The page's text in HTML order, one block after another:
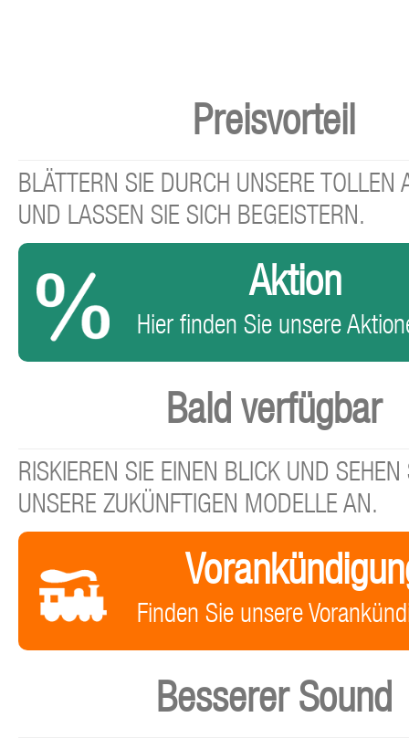
Preisvorteil
BLÄTTERN SIE DURCH UNSERE TOLLEN
UND LASSEN SIE SICH BEGEISTERN.
Aktion
Hier finden Sie unsere
Bald verfügbar
RISKIEREN SIE EINEN BLICK UND SEHEN
UNSERE ZUKÜNFTIGEN MODELLE AN.
Finden Sie unsere
Besserer Sound